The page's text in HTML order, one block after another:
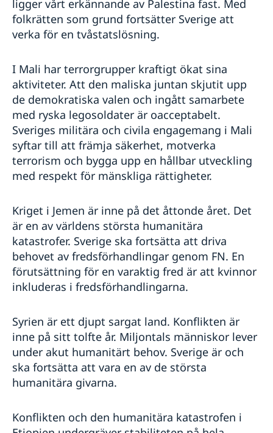
ligger vårt erkännande av Palestina fast. Med
folkrätten som grund fortsätter Sverige att
verka för en tvåstatslösning.
I Mali har terrorgrupper kraftigt ökat sina
aktiviteter. Att den maliska juntan skjutit upp
de demokratiska valen och ingått samarbete
med ryska legosoldater är oacceptabelt.
Sveriges militära och civila engagemang i Mali
syftar till att främja säkerhet, motverka
terrorism och bygga upp en hållbar utveckling
med respekt för mänskliga rättigheter.
Kriget i Jemen är inne på det åttonde året. Det
är en av världens största humanitära
katastrofer. Sverige ska fortsätta att driva
behovet av fredsförhandlingar genom FN. En
förutsättning för en varaktig fred är att kvinnor
inkluderas i fredsförhandlingarna.
Syrien är ett djupt sargat land. Konflikten är
inne på sitt tolfte år. Miljontals människor lever
under akut humanitärt behov. Sverige är och
ska fortsätta att vara en av de största
humanitära givarna.
Konflikten och den humanitära katastrofen i